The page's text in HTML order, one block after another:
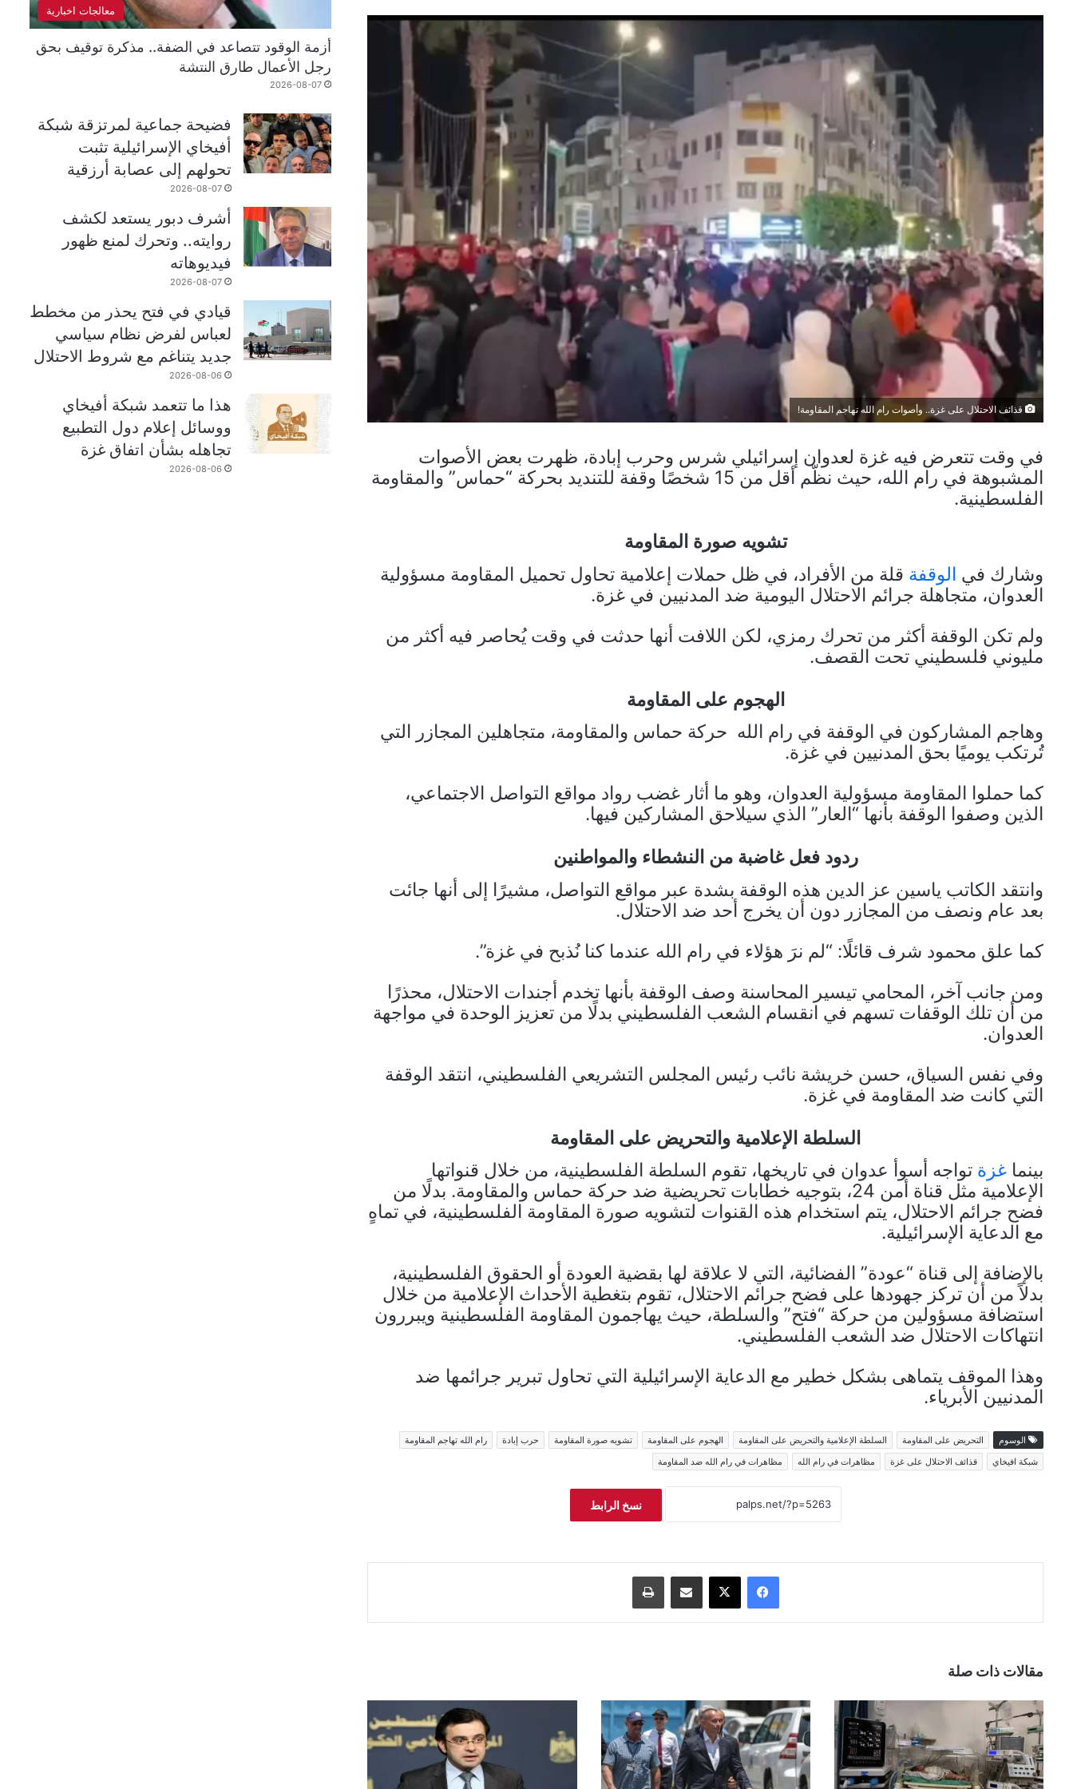
قذائف الاحتلال على غزة.. وأصوات رام الله تهاجم المقاومة!
في وقت تتعرض فيه غزة لعدوان إسرائيلي شرس وحرب إبادة، ظهرت بعض الأصوات
المشبوهة في رام الله، حيث نظّم أقل من 15 شخصًا وقفة للتنديد بحركة “حماس” والمقاومة
الفلسطينية.
تشويه صورة المقاومة
وشارك في الوقفة قلة من الأفراد، في ظل حملات إعلامية تحاول تحميل المقاومة مسؤولية
العدوان، متجاهلة جرائم الاحتلال اليومية ضد المدنيين في غزة.
ولم تكن الوقفة أكثر من تحرك رمزي، لكن اللافت أنها حدثت في وقت يُحاصر فيه أكثر من
مليوني فلسطيني تحت القصف.
الهجوم على المقاومة
وهاجم المشاركون في الوقفة في رام الله حركة حماس والمقاومة، متجاهلين المجازر التي
تُرتكب يوميًا بحق المدنيين في غزة.
كما حملوا المقاومة مسؤولية العدوان، وهو ما أثار غضب رواد مواقع التواصل الاجتماعي،
الذين وصفوا الوقفة بأنها “العار” الذي سيلاحق المشاركين فيها.
ردود فعل غاضبة من النشطاء والمواطنين
وانتقد الكاتب ياسين عز الدين هذه الوقفة بشدة عبر مواقع التواصل، مشيرًا إلى أنها جائت
بعد عام ونصف من المجازر دون أن يخرج أحد ضد الاحتلال.
كما علق محمود شرف قائلًا: “لم نرَ هؤلاء في رام الله عندما كنا نُذبح في غزة”.
ومن جانب آخر، المحامي تيسير المحاسنة وصف الوقفة بأنها تخدم أجندات الاحتلال، محذرًا
من أن تلك الوقفات تسهم في انقسام الشعب الفلسطيني بدلًا من تعزيز الوحدة في مواجهة
العدوان.
وفي نفس السياق، حسن خريشة نائب رئيس المجلس التشريعي الفلسطيني، انتقد الوقفة
التي كانت ضد المقاومة في غزة.
السلطة الإعلامية والتحريض على المقاومة
بينما غزة تواجه أسوأ عدوان في تاريخها، تقوم السلطة الفلسطينية، من خلال قنواتها
الإعلامية مثل قناة أمن 24، بتوجيه خطابات تحريضية ضد حركة حماس والمقاومة. بدلًا من
فضح جرائم الاحتلال، يتم استخدام هذه القنوات لتشويه صورة المقاومة الفلسطينية، في تماهٍ
مع الدعاية الإسرائيلية.
بالإضافة إلى قناة “عودة” الفضائية، التي لا علاقة لها بقضية العودة أو الحقوق الفلسطينية،
بدلاً من أن تركز جهودها على فضح جرائم الاحتلال، تقوم بتغطية الأحداث الإعلامية من خلال
استضافة مسؤولين من حركة “فتح” والسلطة، حيث يهاجمون المقاومة الفلسطينية ويبررون
انتهاكات الاحتلال ضد الشعب الفلسطيني.
وهذا الموقف يتماهى بشكل خطير مع الدعاية الإسرائيلية التي تحاول تبرير جرائمها ضد
المدنيين الأبرياء.
الوسوم التحريض على المقاومة السلطة الإعلامية والتحريض على المقاومة الهجوم على المقاومة تشويه صورة المقاومة حرب إبادة
رام الله تهاجم المقاومة
شبكة افيخاي
قذائف الاحتلال على غزة مظاهرات في رام الله مظاهرات في رام الله ضد المقاومة
نسخ الرابط
فيسبوك ‫X مشاركة عبر البريد طباعة
مقالات ذات صلة
معالجات اخبارية
أزمة الوقود تتصاعد في الضفة.. مذكرة توقيف بحق
رجل الأعمال طارق النتشة
2026-08-07
فضيحة جماعية لمرتزقة شبكة
أفيخاي الإسرائيلية تثبت
تحولهم إلى عصابة أرزقية
2026-08-07
أشرف دبور يستعد لكشف
روايته.. وتحرك لمنع ظهور
فيديوهاته
2026-08-07
قيادي في فتح يحذر من مخطط
لعباس لفرض نظام سياسي
جديد يتناغم مع شروط الاحتلال
2026-08-06
هذا ما تتعمد شبكة أفيخاي
ووسائل إعلام دول التطبيع
تجاهله بشأن اتفاق غزة
2026-08-06